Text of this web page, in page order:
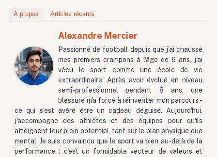
À propos Articles récents
Alexandre Mercier
Passionné de football depuis que j'ai chaussé
mes premiers crampons à l'âge de 6 ans, j'ai
vécu le sport comme une école de vie
extraordinaire. Après avoir évolué en niveau
semi-professionnel pendant 8 ans, une
blessure m'a forcé à réinventer mon parcours -
ce qui s'est avéré être un cadeau déguisé. Aujourd'hui,
j'accompagne des athlètes et des équipes pour qu'ils
atteignent leur plein potentiel, tant sur le plan physique que
mental. Je suis convaincu que le sport va bien au-delà de la
performance : c'est un formidable vecteur de valeurs et